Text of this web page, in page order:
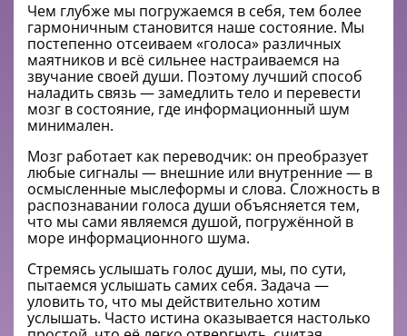
Чем глубже мы погружаемся в себя, тем более
гармоничным становится наше состояние. Мы
постепенно отсеиваем «голоса» различных
маятников и всё сильнее настраиваемся на
звучание своей души. Поэтому лучший способ
наладить связь — замедлить тело и перевести
мозг в состояние, где информационный шум
минимален.
Мозг работает как переводчик: он преобразует
любые сигналы — внешние или внутренние — в
осмысленные мыслеформы и слова. Сложность в
распознавании голоса души объясняется тем,
что мы сами являемся душой, погружённой в
море информационного шума.
Стремясь услышать голос души, мы, по сути,
пытаемся услышать самих себя. Задача —
уловить то, что мы действительно хотим
услышать. Часто истина оказывается настолько